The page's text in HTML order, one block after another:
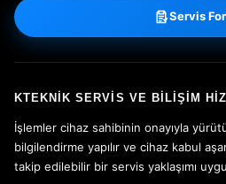
Servis
KTEKNIK SERVIS VE BILIŞIM
İşlemler cihaz sahibinin onayıyla
bilgilendirme yapılır ve cihaz kabul
takip edilebilir bir servis yaklaşımı